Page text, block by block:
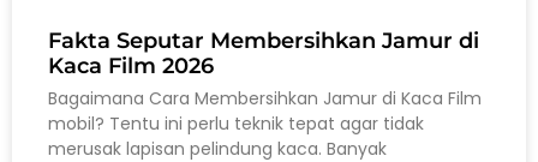
Fakta Seputar Membersihkan Jamur di
Kaca Film 2026
Bagaimana Cara Membersihkan Jamur di Kaca Film
mobil? Tentu ini perlu teknik tepat agar tidak
merusak lapisan pelindung kaca. Banyak